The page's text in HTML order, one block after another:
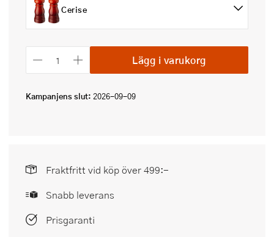
Cerise
Lägg i varukorg
Kampanjens slut: 2026-09-09
Fraktfritt vid köp över 499:-
Snabb leverans
Prisgaranti